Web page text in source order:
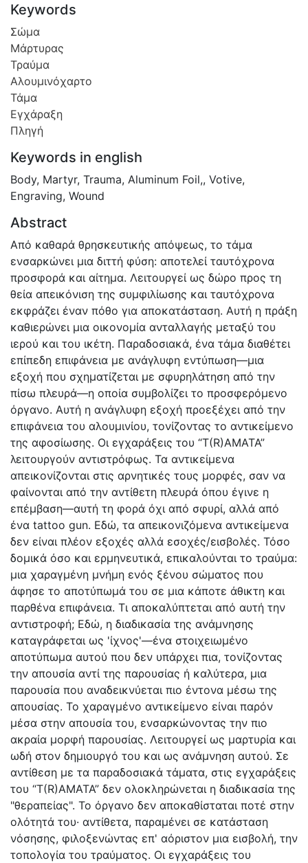
Keywords
Σώμα
Μάρτυρας
Τραύμα
Αλουμινόχαρτο
Τάμα
Εγχάραξη
Πληγή
Keywords in english
Body, Martyr, Trauma, Aluminum Foil,, Votive,
Engraving, Wound
Abstract
Από καθαρά θρησκευτικής απόψεως, το τάμα
ενσαρκώνει μια διττή φύση: αποτελεί ταυτόχρονα
προσφορά και αίτημα. Λειτουργεί ως δώρο προς τη
θεία απεικόνιση της συμφιλίωσης και ταυτόχρονα
εκφράζει έναν πόθο για αποκατάσταση. Αυτή η πράξη
καθιερώνει μια οικονομία ανταλλαγής μεταξύ του
ιερού και του ικέτη. Παραδοσιακά, ένα τάμα διαθέτει
επίπεδη επιφάνεια με ανάγλυφη εντύπωση—μια
εξοχή που σχηματίζεται με σφυρηλάτηση από την
πίσω πλευρά—η οποία συμβολίζει το προσφερόμενο
όργανο. Αυτή η ανάγλυφη εξοχή προεξέχει από την
επιφάνεια του αλουμινίου, τονίζοντας το αντικείμενο
της αφοσίωσης. Οι εγχαράξεις του “T(R)AMATA”
λειτουργούν αντιστρόφως. Τα αντικείμενα
απεικονίζονται στις αρνητικές τους μορφές, σαν να
φαίνονται από την αντίθετη πλευρά όπου έγινε η
επέμβαση—αυτή τη φορά όχι από σφυρί, αλλά από
ένα tattoo gun. Εδώ, τα απεικονιζόμενα αντικείμενα
δεν είναι πλέον εξοχές αλλά εσοχές/εισβολές. Τόσο
δομικά όσο και ερμηνευτικά, επικαλούνται το τραύμα:
μια χαραγμένη μνήμη ενός ξένου σώματος που
άφησε το αποτύπωμά του σε μια κάποτε άθικτη και
παρθένα επιφάνεια. Τι αποκαλύπτεται από αυτή την
αντιστροφή; Εδώ, η διαδικασία της ανάμνησης
καταγράφεται ως 'ίχνος'—ένα στοιχειωμένο
αποτύπωμα αυτού που δεν υπάρχει πια, τονίζοντας
την απουσία αντί της παρουσίας ή καλύτερα, μια
παρουσία που αναδεικνύεται πιο έντονα μέσω της
απουσίας. Το χαραγμένο αντικείμενο είναι παρόν
μέσα στην απουσία του, ενσαρκώνοντας την πιο
ακραία μορφή παρουσίας. Λειτουργεί ως μαρτυρία και
ωδή στον δημιουργό του και ως ανάμνηση αυτού. Σε
αντίθεση με τα παραδοσιακά τάματα, στις εγχαράξεις
του “T(R)AMATA” δεν ολοκληρώνεται η διαδικασία της
"θεραπείας". Το όργανο δεν αποκαθίσταται ποτέ στην
ολότητά του· αντίθετα, παραμένει σε κατάσταση
νόσησης, φιλοξενώντας επ' αόριστον μια εισβολή, την
τοπολογία του τραύματος. Οι εγχαράξεις του